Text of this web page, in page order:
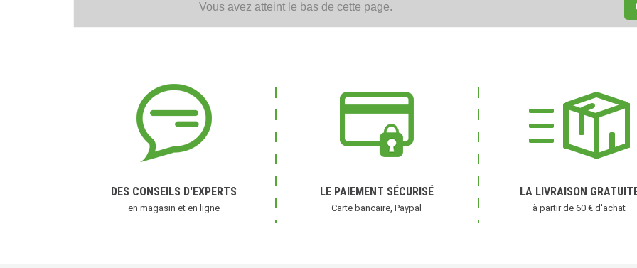
Vous avez atteint le bas de cette page.
DES CONSEILS D'EXPERTS
en magasin et en ligne
LE PAIEMENT SÉCURISÉ
Carte bancaire, Paypal
LA LIVRAISON
à partir de 60 € d'achat